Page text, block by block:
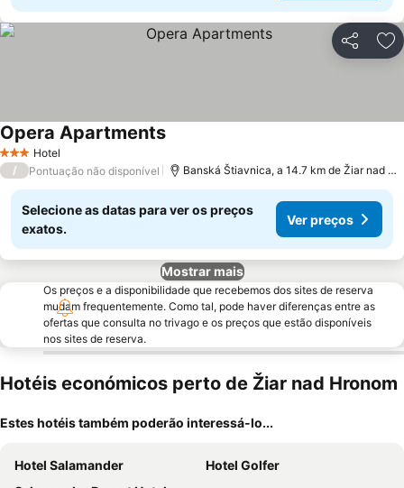
Partilhar
3 EstrelasHotel
Opera ApartmentsVer preços
/ Pontuação não disponível Banská Štiavnica, a 14.7 km de Žiar nad
Selecione as datas para ver os preços
exatos.
Ver preços
Mostrar mais
Os preços e a disponibilidade que recebemos dos sites de reserva
mudam frequentemente. Como tal, pode haver diferenças entre as
ofertas que consulta no trivago e os preços que estão disponíveis
nos sites de reserva.
Hotéis económicos perto de Žiar nad Hronom
Estes hotéis também poderão interessá-lo...
Hotel Salamander
Hotel Golfer